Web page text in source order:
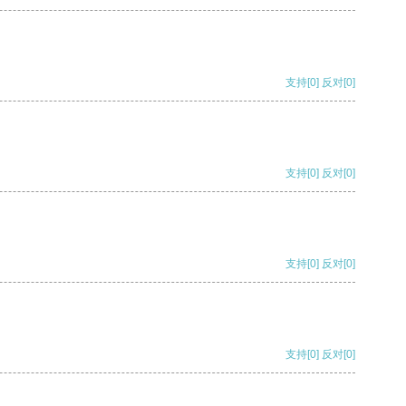
支持[0] 反对[0]
支持[0] 反对[0]
支持[0] 反对[0]
支持[0] 反对[0]